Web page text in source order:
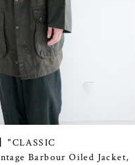
"CLASSIC
Barbour Oiled Jacket,